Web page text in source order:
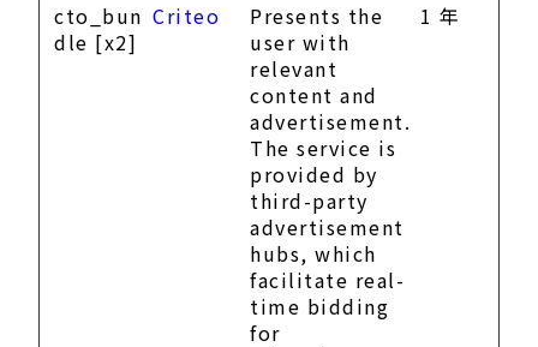
cto_bun
dle [x2]
Criteo
Presents the
user with
relevant
content and
advertisement.
The service is
provided by
third-party
advertisement
hubs, which
facilitate real-
time bidding
for
1 年